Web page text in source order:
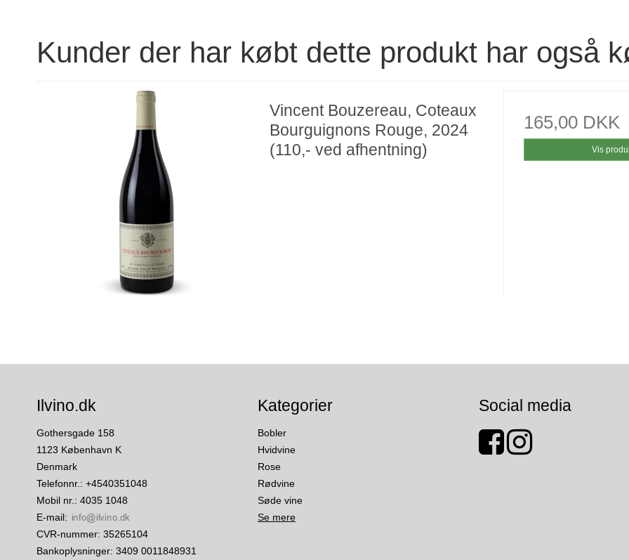
Kunder der har købt dette produkt har også
Vincent Bouzereau, Coteaux
Bourguignons Rouge, 2024
(110,- ved afhentning)
165,00 DKK
Vis
Ilvino.dk
Gothersgade 158
1123 København K
Denmark
Telefonnr. : +4540351048
Mobil nr. : 4035 1048
E-mail:
CVR-nummer: 35265104
Bankoplysninger: 3409 0011848931
Kategorier
Bobler
Hvidvine
Rose
Rødvine
Søde vine
Se mere
Social media